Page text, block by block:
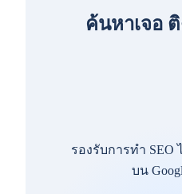
ค้นหาเจอ
รองรับการทำ SEO
บน